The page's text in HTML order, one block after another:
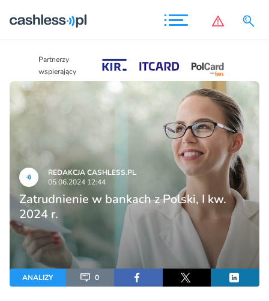
Partnerzy
wspierający
REDAKCJA CASHLESS.PL
05.06.2024 12:44
Zatrudnienie w bankach z Polski, I kw.
2024 r.
ANALIZY 0